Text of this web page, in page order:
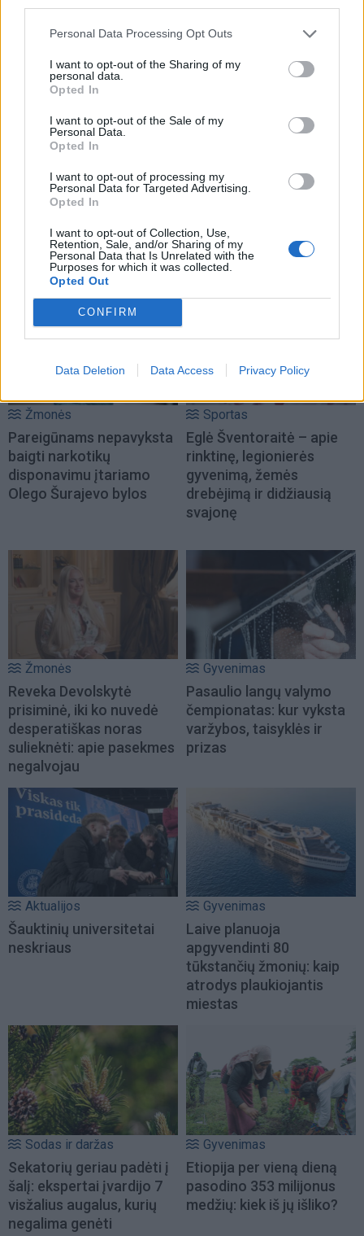
Personal Data Processing Opt Outs
I want to opt-out of the Sharing of my
personal data.
Opted In
I want to opt-out of the Sale of my
Personal Data.
Opted In
I want to opt-out of processing my
Personal Data for Targeted Advertising.
Opted In
I want to opt-out of Collection, Use,
Retention, Sale, and/or Sharing of my
Personal Data that Is Unrelated with the
Purposes for which it was collected.
Opted Out
CONFIRM
Data Deletion Data Access Privacy Policy
NAUJI
Žmonės
Pareigūnams nepavyksta
baigti narkotikų
disponavimu įtariamo
Olego Šurajevo bylos
Sportas
Eglė Šventoraitė – apie
rinktinę, legionierės
gyvenimą, žemės
drebėjimą ir didžiausią
svajonę
Žmonės
Reveka Devolskytė
prisiminė, iki ko nuvedė
desperatiškas noras
sulieknėti: apie pasekmes
negalvojau
Gyvenimas
Pasaulio langų valymo
čempionatas: kur vyksta
varžybos, taisyklės ir
prizas
Aktualijos
Šauktinių universitetai
neskriaus
Gyvenimas
Laive planuoja
apgyvendinti 80
tūkstančių žmonių: kaip
atrodys plaukiojantis
miestas
Sodas ir daržas
Sekatorių geriau padėti į
šalį: ekspertai įvardijo 7
visžalius augalus, kurių
negalima genėti
Gyvenimas
Etiopija per vieną dieną
pasodino 353 milijonus
medžių: kiek iš jų išliko?